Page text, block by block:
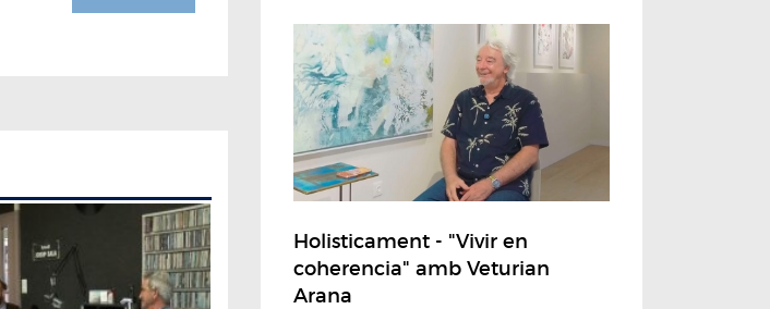
Holisticament - "Vivir en
coherencia" amb Veturian
Arana